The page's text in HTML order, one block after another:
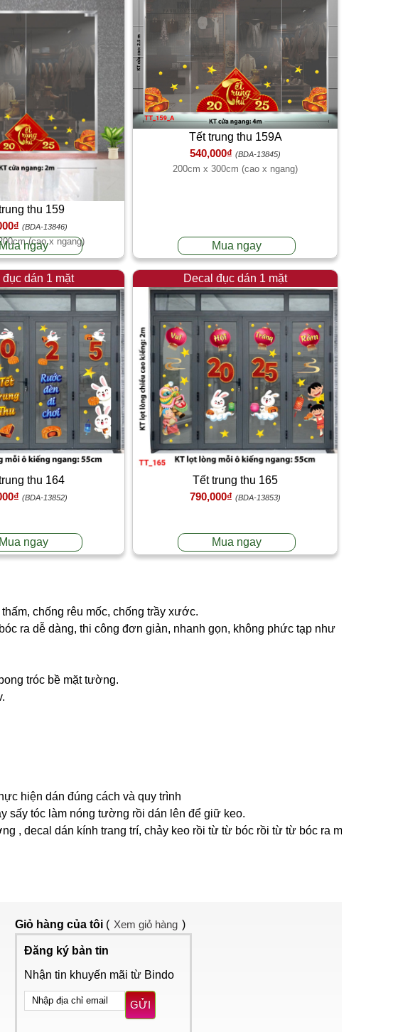
thu 159
(BDA-13846)
(cao x ngang)
ngay
Tết trung thu 159A
540,000₫ (BDA-13845)
200cm x 300cm (cao x ngang)
Mua ngay
đục dán 1 mặt
thu 164
(BDA-13852)
Mua ngay
Decal đục dán 1 mặt
Tết trung thu 165
790,000₫ (BDA-13853)
Mua ngay
chống rêu mốc, chống trầy xước.
ra dễ dàng, thi công đơn giản, nhanh gọn, không phức tạp như
tróc bề mặt tường.
hiện dán đúng cách và quy trình
sấy tóc làm nóng tường rồi dán lên để giữ keo.
, decal dán kính trang trí, chảy keo rồi từ từ bóc rồi từ từ bóc ra một
Giỏ hàng của tôi ( Xem giỏ hàng )
Đăng ký bản tin
Nhận tin khuyến mãi từ Bindo
GỬI